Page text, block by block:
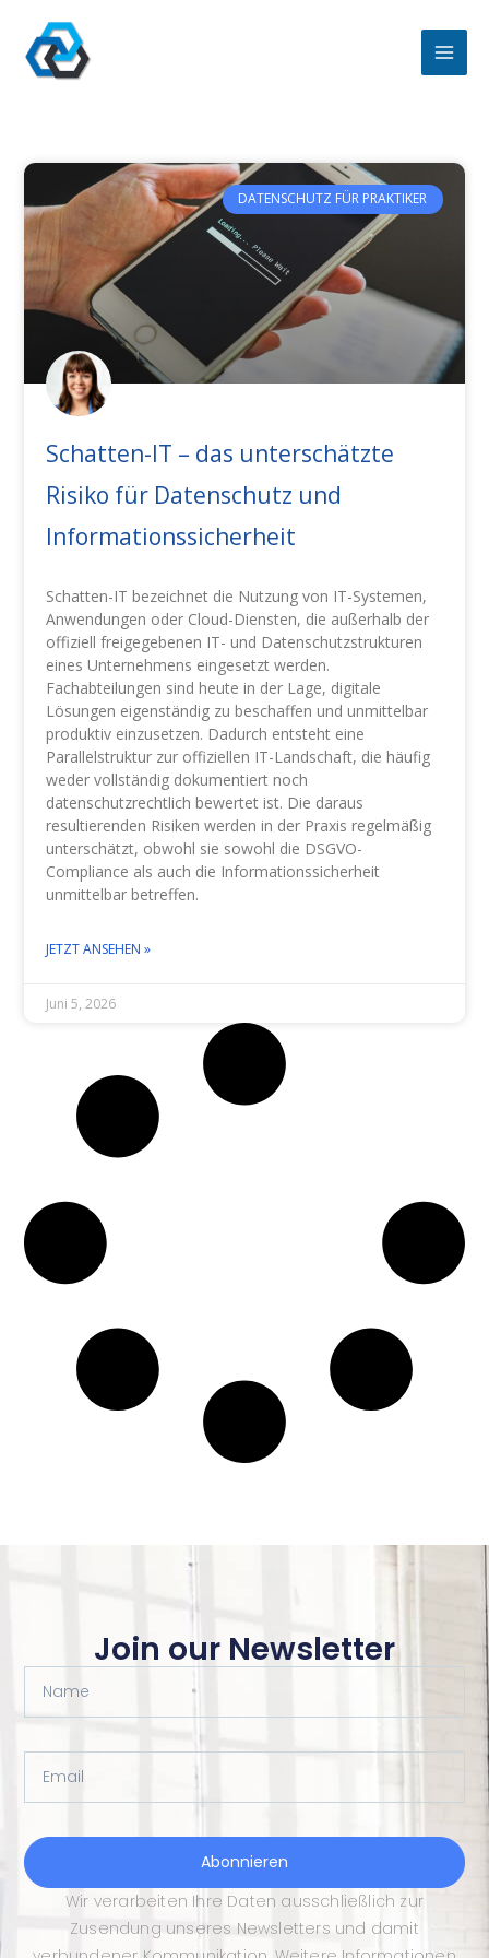
Inhalt
springen
DATENSCHUTZ FÜR PRAKTIKER
Schatten-IT – das unterschätzte
Risiko für Datenschutz und
Informationssicherheit
Schatten-IT bezeichnet die Nutzung von IT-Systemen,
Anwendungen oder Cloud-Diensten, die außerhalb der
offiziell freigegebenen IT- und Datenschutzstrukturen
eines Unternehmens eingesetzt werden.
Fachabteilungen sind heute in der Lage, digitale
Lösungen eigenständig zu beschaffen und unmittelbar
produktiv einzusetzen. Dadurch entsteht eine
Parallelstruktur zur offiziellen IT-Landschaft, die häufig
weder vollständig dokumentiert noch
datenschutzrechtlich bewertet ist. Die daraus
resultierenden Risiken werden in der Praxis regelmäßig
unterschätzt, obwohl sie sowohl die DSGVO-
Compliance als auch die Informationssicherheit
unmittelbar betreffen.
JETZT ANSEHEN »
Juni 5, 2026
Join our Newsletter
Abonnieren
Wir verarbeiten Ihre Daten ausschließlich zur
Zusendung unseres Newsletters und damit